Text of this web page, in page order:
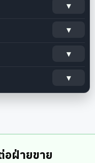
อฝ่ายขาย